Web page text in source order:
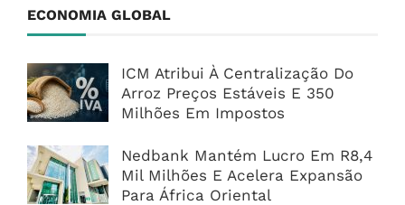
ECONOMIA GLOBAL
ICM Atribui À Centralização Do
Arroz Preços Estáveis E 350
Milhões Em Impostos
Nedbank Mantém Lucro Em R8,4
Mil Milhões E Acelera Expansão
Para África Oriental